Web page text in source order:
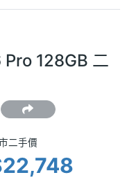
128GB 二
$29,790
市二手價
二手價